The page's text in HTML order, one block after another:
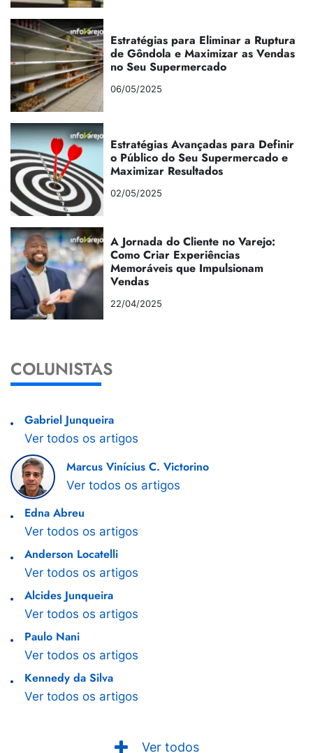
Estratégias para Eliminar a Ruptura
de Gôndola e Maximizar as Vendas
no Seu Supermercado
06/05/2025
Estratégias Avançadas para Definir
o Público do Seu Supermercado e
Maximizar Resultados
02/05/2025
A Jornada do Cliente no Varejo:
Como Criar Experiências
Memoráveis que Impulsionam
Vendas
22/04/2025
COLUNISTAS
Gabriel Junqueira
Ver todos os artigos
Marcus Vinícius C. Victorino
Ver todos os artigos
Edna Abreu
Ver todos os artigos
Anderson Locatelli
Ver todos os artigos
Alcides Junqueira
Ver todos os artigos
Paulo Nani
Ver todos os artigos
Kennedy da Silva
Ver todos os artigos
Ver todos